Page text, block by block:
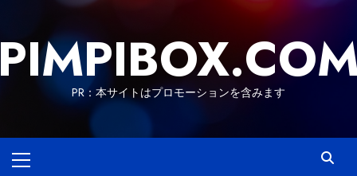
content
PR：本サイトはプロモーションを含みます
Menu